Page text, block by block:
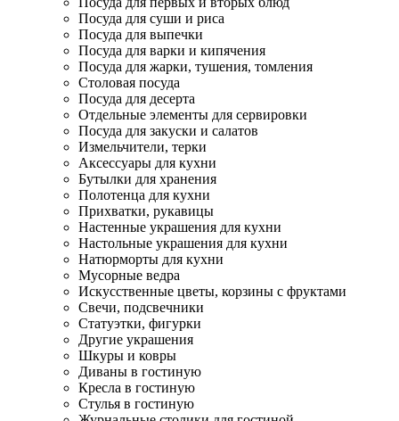
Посуда для суши и риса
Посуда для выпечки
Посуда для варки и кипячения
Посуда для жарки, тушения, томления
Столовая посуда
Посуда для десерта
Отдельные элементы для сервировки
Посуда для закуски и салатов
Измельчители, терки
Аксессуары для кухни
Бутылки для хранения
Полотенца для кухни
Прихватки, рукавицы
Настенные украшения для кухни
Настольные украшения для кухни
Натюрморты для кухни
Мусорные ведра
Искусственные цветы, корзины с фруктами
Свечи, подсвечники
Статуэтки, фигурки
Другие украшения
Шкуры и ковры
Диваны в гостиную
Кресла в гостиную
Стулья в гостиную